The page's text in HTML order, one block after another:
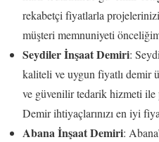
rekabetçi fiyatlarla
müşteri memnuniyeti
Seydiler İnşaat Demiri:
kaliteli ve uygun fiyatlı demir
ve güvenilir tedarik hizmeti
Demir ihtiyaçlarınızı en iyi
Abana İnşaat Demiri: